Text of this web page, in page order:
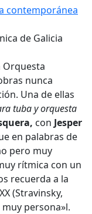
contemporánea
Orquesta
nunca
Una de ellas
tuba y orquesta
con Jesper
en palabras de
pero muy
rítmica con un
recuerda a la
(Stravinsky,
persona»l.